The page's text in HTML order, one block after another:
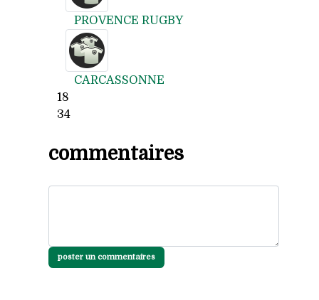
PROVENCE RUGBY
CARCASSONNE
18
34
commentaires
poster un commentaires